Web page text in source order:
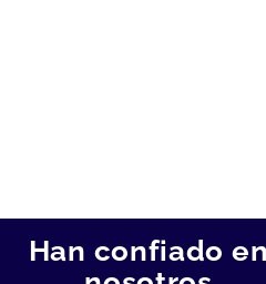
Han confiado en